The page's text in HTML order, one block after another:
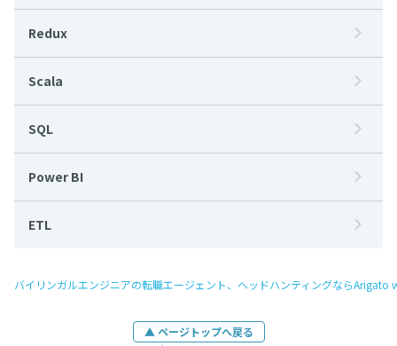
Redux
Scala
SQL
Power BI
ETL
バイリンガルエンジニアの転職エージェント、ヘッドハンティングならArigato
▲ ページトップへ戻る